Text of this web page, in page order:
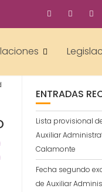
ENTRADAS
Lista provisional
Auxiliar
Calamonte
Fecha segundo
de Auxiliar